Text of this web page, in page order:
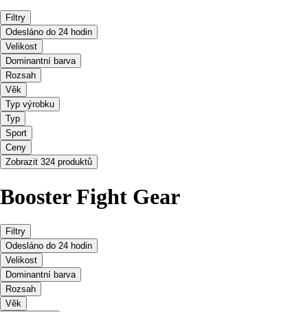
Filtry
Odesláno do 24 hodin
Velikost
Dominantní barva
Rozsah
Věk
Typ výrobku
Typ
Sport
Ceny
Zobrazit 324 produktů
Booster Fight Gear
Filtry
Odesláno do 24 hodin
Velikost
Dominantní barva
Rozsah
Věk